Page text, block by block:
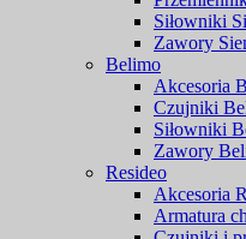
Siłowniki
Zawory
Belimo
Akcesoria
Czujniki
Siłowniki
Zawory
Resideo
Akcesoria
Armatura